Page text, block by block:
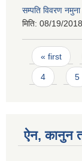
सम्पति विवरण नमुना
मिति: 08/19/
Pages
« first
4 5
ऐन, कानुन